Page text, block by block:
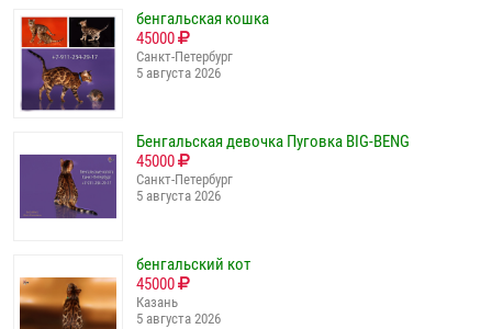
бенгальская кошка
45000
Санкт-Петербург
5 августа 2026
Бенгальская девочка Пуговка BIG-BENG
45000
Санкт-Петербург
5 августа 2026
бенгальский кот
45000
Казань
5 августа 2026